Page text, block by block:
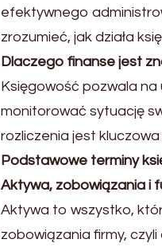
efektywnego
zrozumieć, jak działa
Dlaczego finanse jest
Księgowość pozwala
monitorować sytuację
rozliczenia jest
Podstawowe terminy
Aktywa, zobowiązania i
Aktywa to wszystko,
zobowiązania firmy,